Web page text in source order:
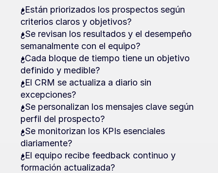
¿Están priorizados los prospectos según
criterios claros y objetivos?
¿Se revisan los resultados y el desempeño
semanalmente con el equipo?
¿Cada bloque de tiempo tiene un objetivo
definido y medible?
¿El CRM se actualiza a diario sin
excepciones?
¿Se personalizan los mensajes clave según
perfil del prospecto?
¿Se monitorizan los KPIs esenciales
diariamente?
¿El equipo recibe feedback continuo y
formación actualizada?